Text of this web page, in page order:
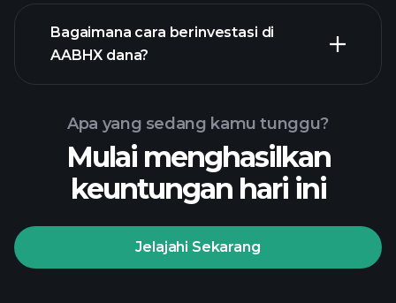
grafik AABHX dana
Bagaimana cara berinvestasi di
AABHX dana?
Playtrade
Apa yang sedang kamu tunggu?
Mulai menghasilkan
keuntungan hari ini
Jelajahi Sekarang